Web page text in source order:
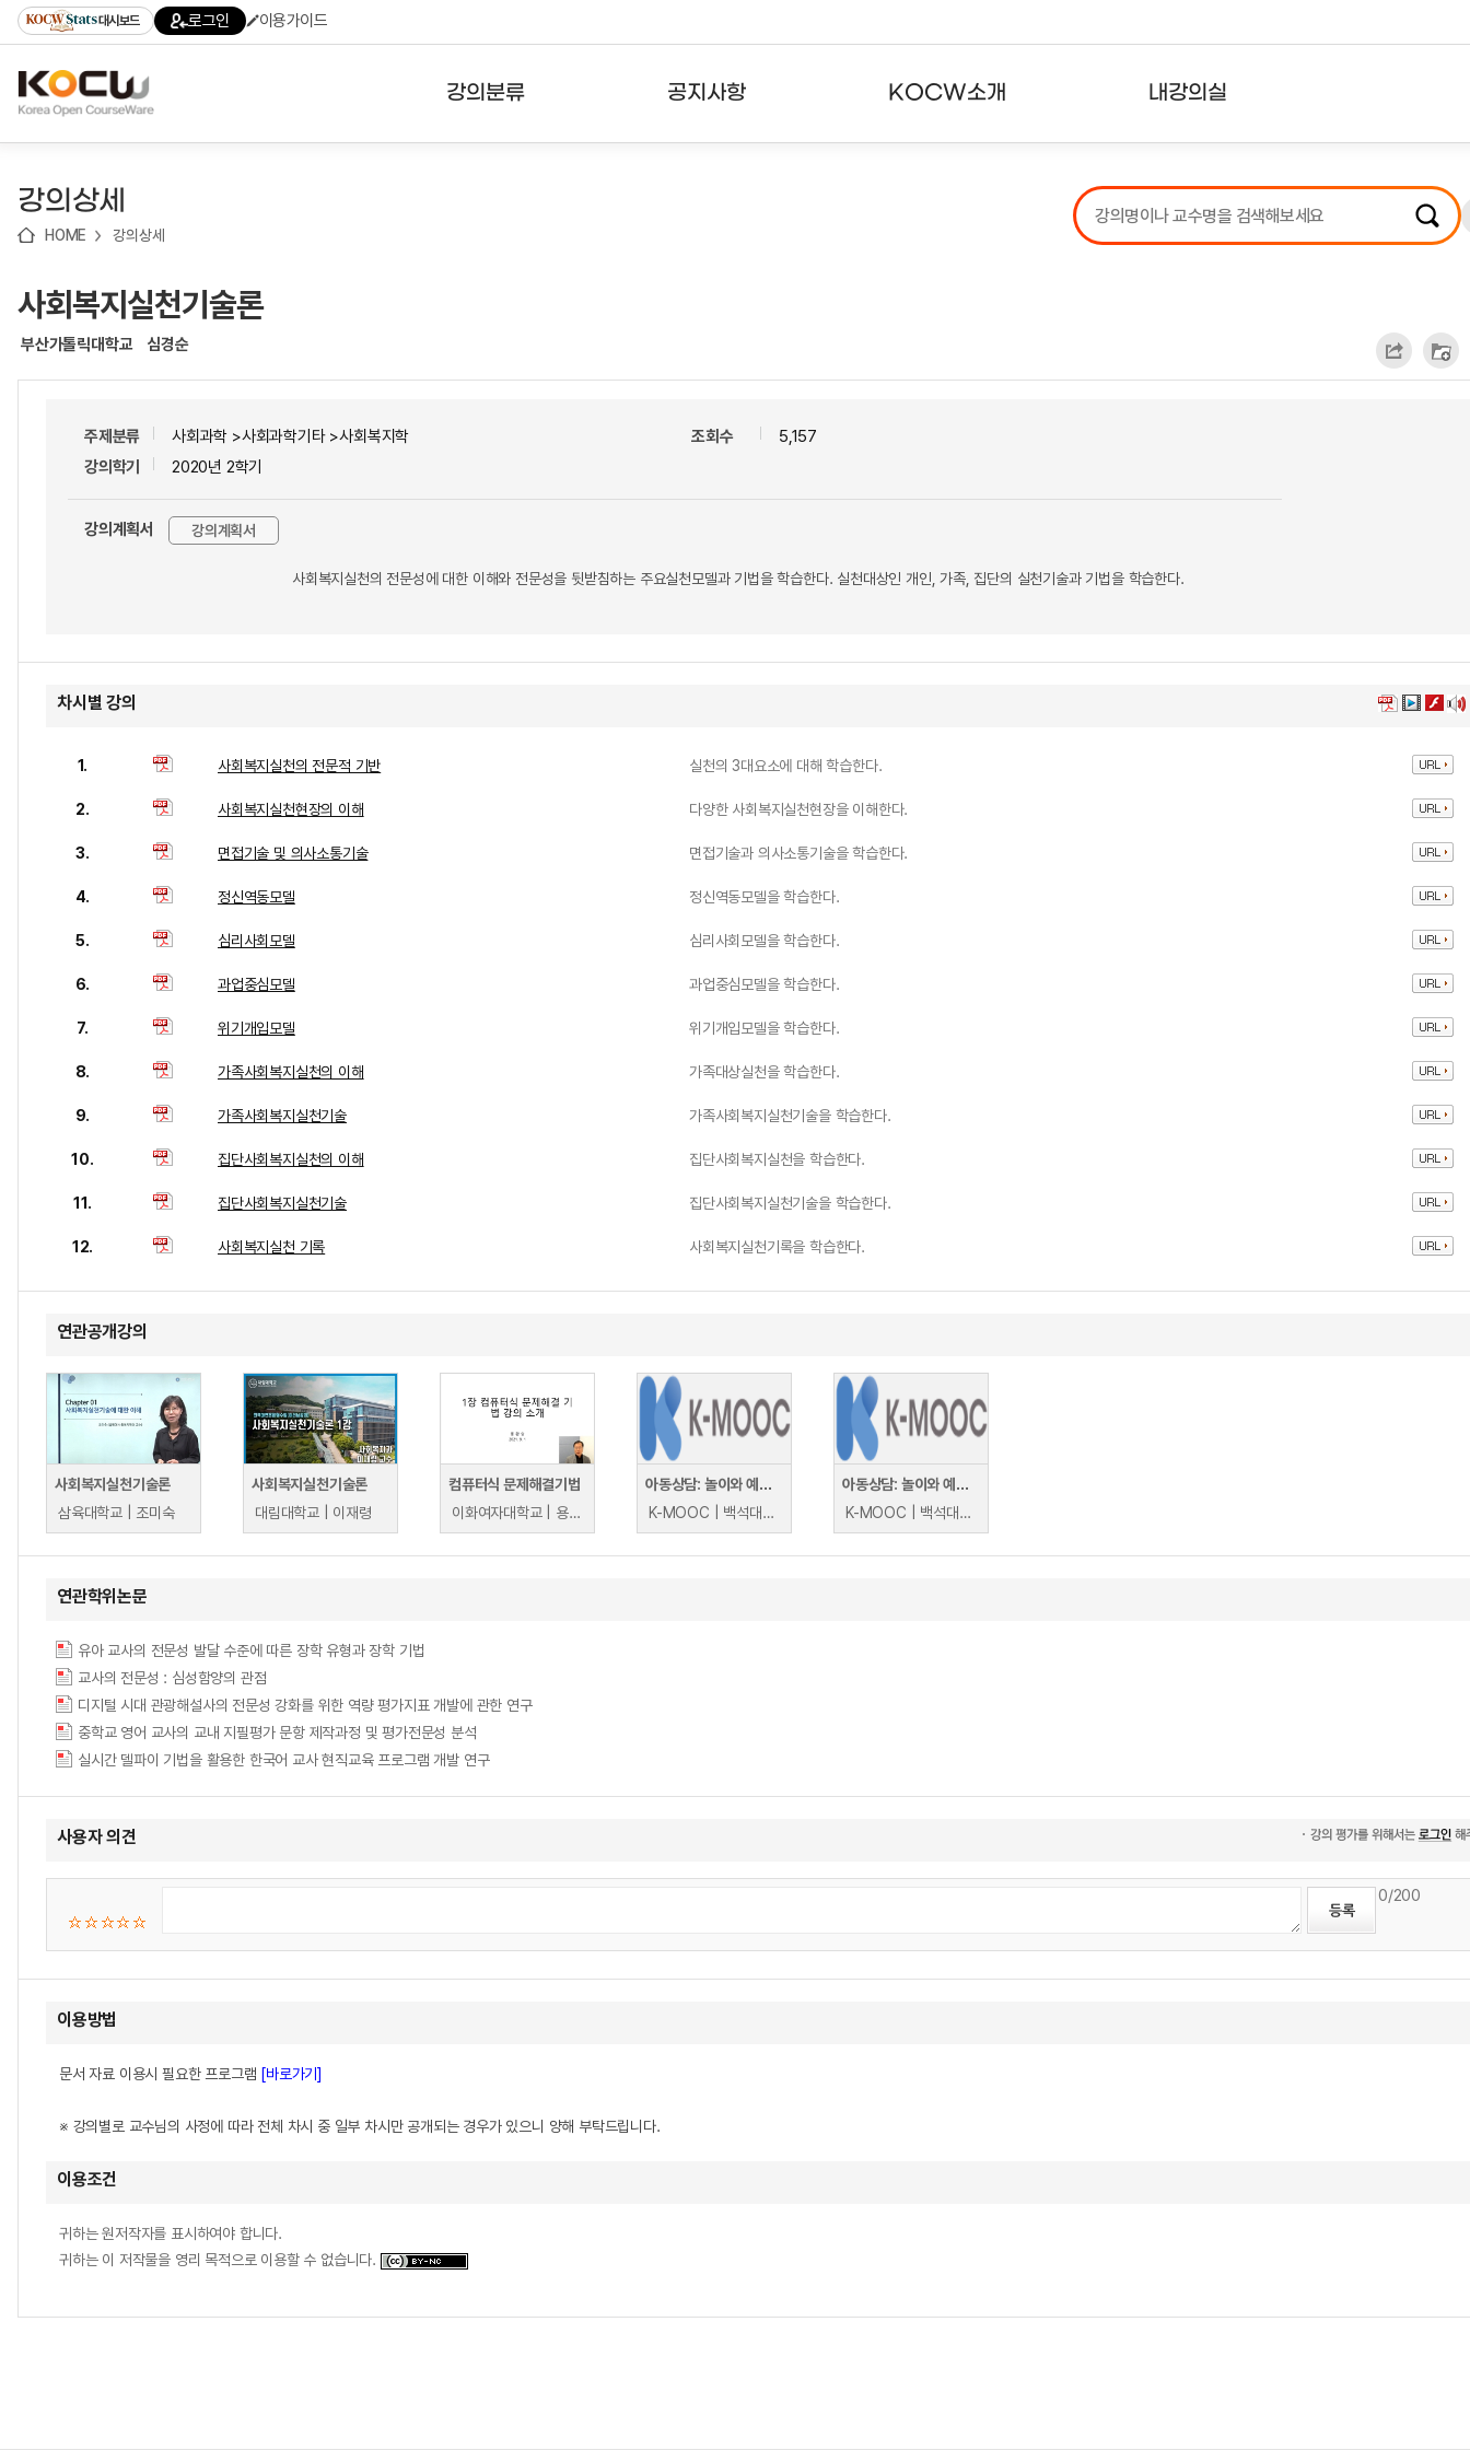
기
기
기
content)
가
대시보드 로그인 이용가이드
강의분류 공지사항 KOCW소개 내강의실
강의리스트
수강확인증강의
강의상세
HOME 강의상세
사회복지실천기술론
부산가톨릭대학교 심경순
주제분류
사회과학 >사회과학기타 >사회복지학
강의학기
2020년 2학기
조회수 5,157
강의계획서 강의계획서
사회복지실천의 전문성에 대한 이해와 전문성을 뒷받침하는 주요실천모델과 기법을 학습한다. 실천대상인 개인, 가족, 집단의 실천기술과 기법을 학습한다.
차시별 강의
1. 사회복지실천의 전문적 기반 실천의 3대요소에 대해 학습한다.
2. 사회복지실천현장의 이해 다양한 사회복지실천현장을 이해한다.
3. 면접기술 및 의사소통기술 면접기술과 의사소통기술을 학습한다.
4. 정신역동모델 정신역동모델을 학습한다.
5. 심리사회모델 심리사회모델을 학습한다.
6. 과업중심모델 과업중심모델을 학습한다.
7. 위기개입모델 위기개입모델을 학습한다.
8. 가족사회복지실천의 이해 가족대상실천을 학습한다.
9. 가족사회복지실천기술 가족사회복지실천기술을 학습한다.
10. 집단사회복지실천의 이해 집단사회복지실천을 학습한다.
11. 집단사회복지실천기술 집단사회복지실천기술을 학습한다.
12. 사회복지실천 기록 사회복지실천기록을 학습한다.
연관공개강의
사회복지실천기술론
삼육대학교 | 조미숙
사회복지실천기술론
대림대학교 | 이재령
컴퓨터식 문제해결기법
이화여자대학교 | 용환승
아동상담: 놀이와 예술을 통한 어린이 마음치료 - 놀이・예술 기반의 아동상담 기법과 활용
K-MOOC | 백석대학교 김세영, 오종은
아동상담: 놀이와 예술을 통한 어린이 마음치료 - 놀이・예술 기반의 아동상담 기법과 활용
K-MOOC | 백석대학교 김세영, 오종은
연관학위논문
유아 교사의 전문성 발달 수준에 따른 장학 유형과 장학 기법
교사의 전문성 : 심성함양의 관점
디지털 시대 관광해설사의 전문성 강화를 위한 역량 평가지표 개발에 관한 연구
중학교 영어 교사의 교내 지필평가 문항 제작과정 및 평가전문성 분석
실시간 델파이 기법을 활용한 한국어 교사 현직교육 프로그램 개발 연구
사용자 의견
0/200
이용방법
문서 자료 이용시 필요한 프로그램 [바로가기]
※ 강의별로 교수님의 사정에 따라 전체 차시 중 일부 차시만 공개되는 경우가 있으니 양해 부탁드립니다.
이용조건
귀하는 원저작자를 표시하여야 합니다.
귀하는 이 저작물을 영리 목적으로 이용할 수 없습니다.